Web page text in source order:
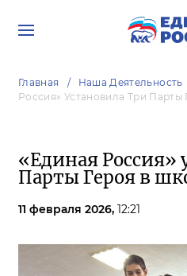
Главная Наша Деятельность
Россия» Установила Три
«Единая Россия»
Парты Героя в
11 февраля 2026, 12:21